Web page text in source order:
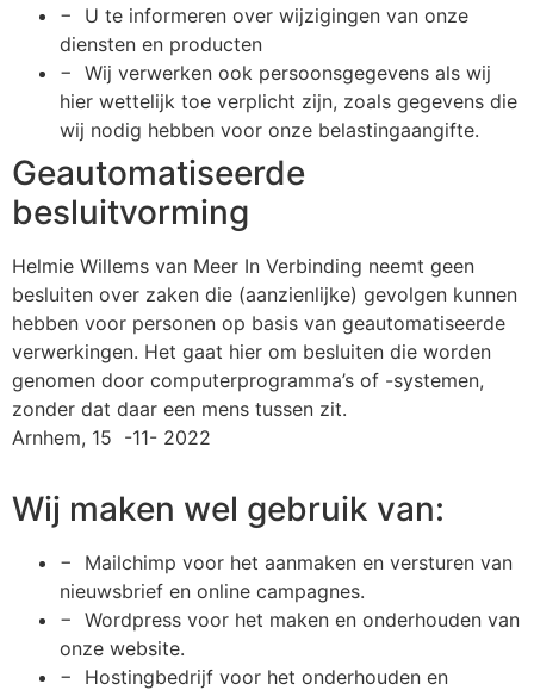
− U te informeren over wijzigingen van onze
diensten en producten
− Wij verwerken ook persoonsgegevens als wij
hier wettelijk toe verplicht zijn, zoals gegevens die
wij nodig hebben voor onze belastingaangifte.
Geautomatiseerde
besluitvorming
Helmie Willems van Meer In Verbinding neemt geen
besluiten over zaken die (aanzienlijke) gevolgen kunnen
hebben voor personen op basis van geautomatiseerde
verwerkingen. Het gaat hier om besluiten die worden
genomen door computerprogramma’s of -systemen,
zonder dat daar een mens tussen zit.
Arnhem, 15 -11- 2022
Wij maken wel gebruik van:
− Mailchimp voor het aanmaken en versturen van
nieuwsbrief en online campagnes.
− Wordpress voor het maken en onderhouden van
onze website.
− Hostingbedrijf voor het onderhouden en